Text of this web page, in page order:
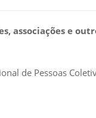
associações e
de Pessoas